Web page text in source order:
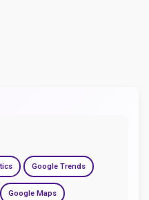
Google Trends
Google Maps